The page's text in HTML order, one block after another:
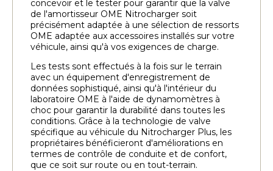
concevoir et le tester pour garantir que la valve
de l'amortisseur OME Nitrocharger soit
précisément adaptée à une sélection de ressorts
OME adaptée aux accessoires installés sur votre
véhicule, ainsi qu'à vos exigences de charge.
Les tests sont effectués à la fois sur le terrain
avec un équipement d'enregistrement de
données sophistiqué, ainsi qu'à l'intérieur du
laboratoire OME à l'aide de dynamomètres à
choc pour garantir la durabilité dans toutes les
conditions. Grâce à la technologie de valve
spécifique au véhicule du Nitrocharger Plus, les
propriétaires bénéficieront d'améliorations en
termes de contrôle de conduite et de confort,
que ce soit sur route ou en tout-terrain.